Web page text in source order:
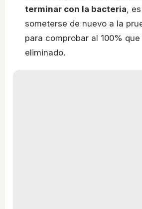
terminar con la bacteria ,
someterse de nuevo a la
para comprobar al 100%
eliminado.